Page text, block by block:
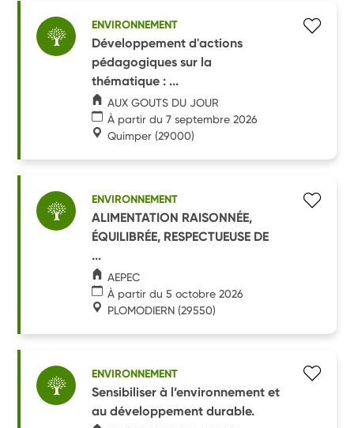
ENVIRONNEMENT
Développement d'actions
pédagogiques sur la
thématique : ...
AUX GOUTS DU JOUR
À partir du 7 septembre 2026
Quimper (29000)
ENVIRONNEMENT
ALIMENTATION RAISONNÉE,
ÉQUILIBRÉE, RESPECTUEUSE DE
...
AEPEC
À partir du 5 octobre 2026
PLOMODIERN (29550)
ENVIRONNEMENT
Sensibiliser à l’environnement et
au développement durable.